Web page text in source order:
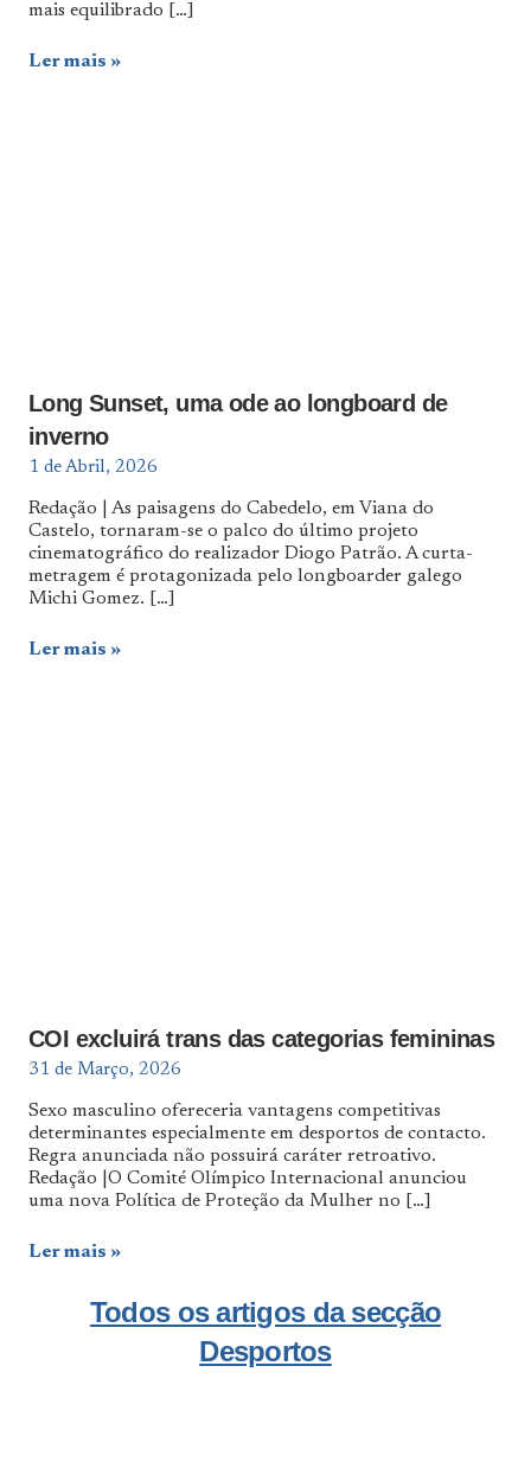
mais equilibrado
[…]
Ler mais
Long Sunset, uma ode ao longboard de
inverno
1 de Abril, 2026
Redação | As paisagens do Cabedelo, em Viana do
Castelo, tornaram-se o palco do último projeto
cinematográfico do realizador Diogo Patrão. A curta-
metragem é protagonizada pelo longboarder galego
Michi Gomez. […]
Ler mais
COI excluirá trans das categorias femininas
31 de Março, 2026
Sexo masculino ofereceria vantagens competitivas
determinantes especialmente em desportos de contacto.
Regra anunciada não possuirá caráter retroativo.
Redação |O Comité Olímpico Internacional anunciou
uma nova Política de Proteção da Mulher no […]
Ler mais
Todos os artigos da secção
Desportos